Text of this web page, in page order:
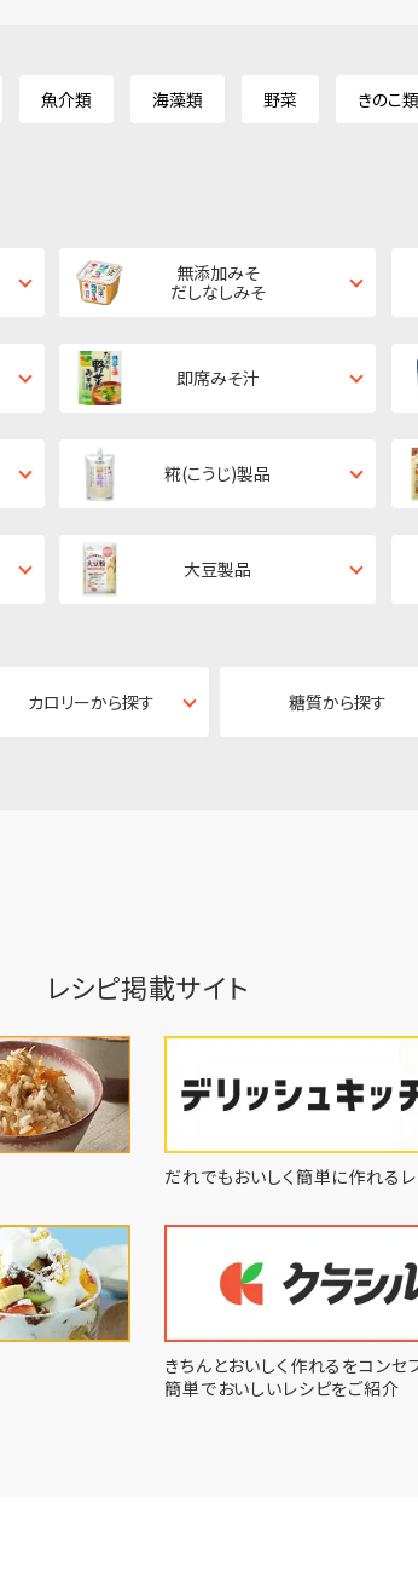
魚介類 海藻類 野菜 きのこ類
無添加みそ
だしなしみそ
即席みそ汁
糀(こうじ)製品
大豆製品
カロリーから探す 糖質から探す
レシピ掲載サイト
だれでもおいしく簡単に作れる
きちんとおいしく作れるをコンセ
簡単でおいしいレシピをご紹介